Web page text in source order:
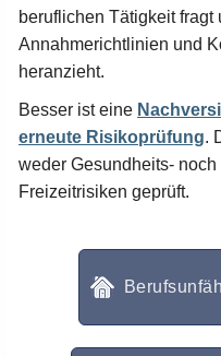
beruflichen Tätigkeit
Annahmerichtlinien und
heranzieht.
Besser ist eine
erneute Risikoprüfung.
weder Gesundheits-
Freizeitrisiken geprüft.